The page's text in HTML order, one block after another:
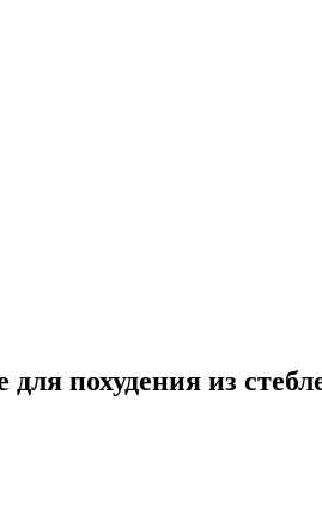
похудения из